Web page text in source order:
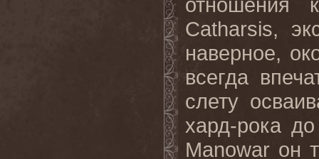
Catharsis,
наверное,
всегда
слету
хард-рока
Manowar он